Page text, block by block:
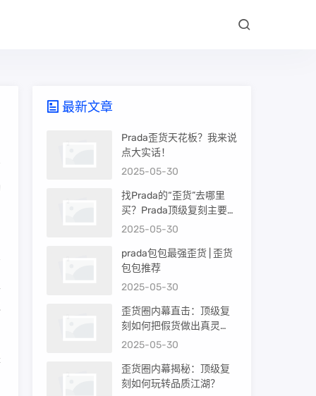
最新文章
Prada歪货天花板？我来说
点大实话！
2025-05-30
找Prada的“歪货”去哪里
买？Prada顶级复刻主要渠
道盘点
2025-05-30
prada包包最强歪货 | 歪货
包包推荐
2025-05-30
歪货圈内幕直击：顶级复
刻如何把假货做出真灵
魂？
2025-05-30
歪货圈内幕揭秘：顶级复
刻如何玩转品质江湖？